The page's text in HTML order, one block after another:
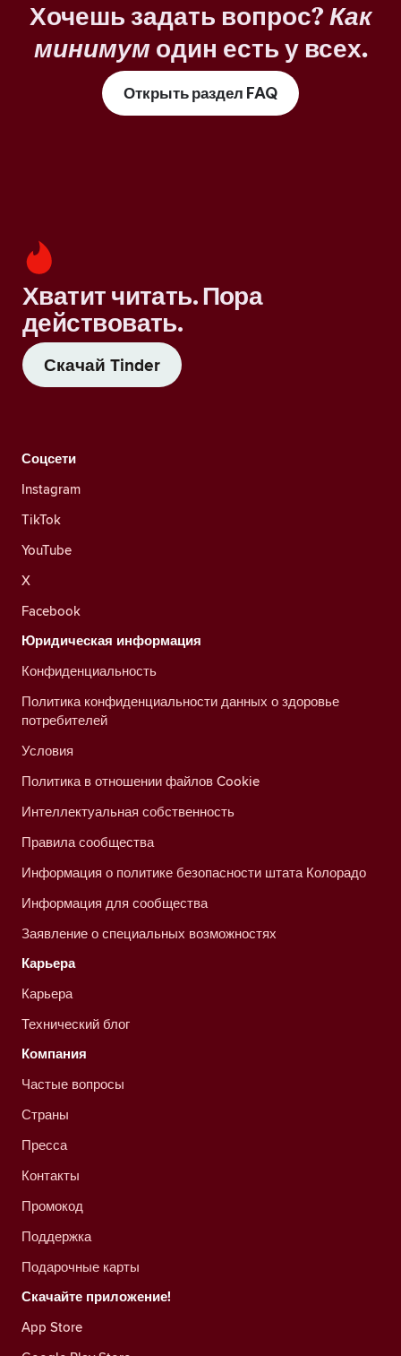
Хочешь задать вопрос? Как
минимум один есть у всех.
Открыть раздел FAQ
Хватит читать. Пора
действовать.
Скачай Tinder
Соцсети
Instagram
TikTok
YouTube
X
Facebook
Юридическая информация
Конфиденциальность
Политика конфиденциальности данных о здоровье
потребителей
Условия
Политика в отношении файлов Cookie
Интеллектуальная собственность
Правила сообщества
Информация о политике безопасности штата Колорадо
Информация для сообщества
Заявление о специальных возможностях
Карьера
Карьера
Технический блог
Компания
Частые вопросы
Страны
Пресса
Контакты
Промокод
Поддержка
Подарочные карты
Скачайте приложение!
App Store